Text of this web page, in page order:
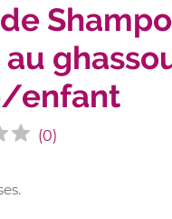
enfant
(0)